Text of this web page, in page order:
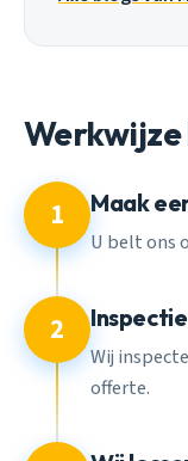
1 Maak
U belt ons
2
Wij
offerte.